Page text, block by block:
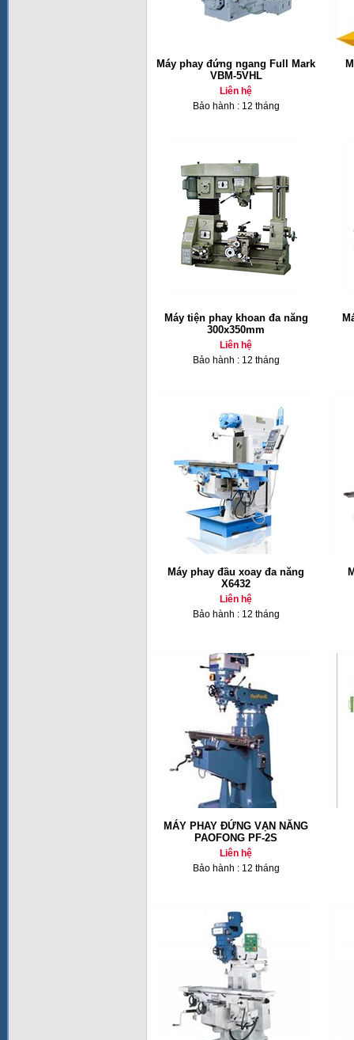
Máy phay đứng ngang Full Mark
VBM-5VHL
Liên hệ
Bảo hành : 12 tháng
Máy tiện phay khoan đa năng
300x350mm
Liên hệ
Bảo hành : 12 tháng
Máy phay đầu xoay đa năng
X6432
Liên hệ
Bảo hành : 12 tháng
MÁY PHAY ĐỨNG VẠN NĂNG
PAOFONG PF-2S
Liên hệ
Bảo hành : 12 tháng